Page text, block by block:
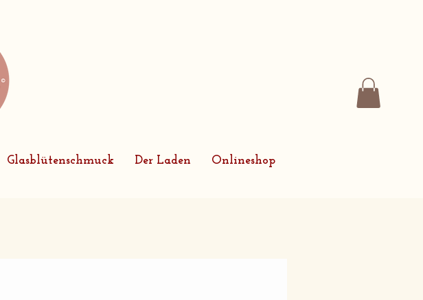
Glasblütenschmuck Der Laden Onlineshop